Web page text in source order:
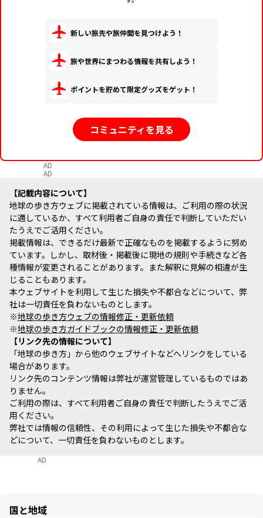
新しい旅先や旅仲間を見つけよう！
旅や世界にまつわる情報を共有しよう！
ポイントを貯めて限定グッズをゲット！
コミュニティを見る
AD
AD
記載内容について
地球の歩き方ウェブに掲載されている情報は、ご利用の際の状況
に適しているか、すべて利用者ご自身の責任で判断していただい
たうえでご活用ください。
掲載情報は、できるだけ最新で正確なものを掲載するように努め
ています。しかし、取材後・掲載後に現地の規則や手続きなど各
種情報が変更されることがあります。また解釈に見解の相違が生
じることもあります。
本ウェブサイトを利用して生じた損失や不都合などについて、弊
社は一切責任を負わないものとします。
※地球の歩き方ウェブの情報修正・更新依頼
※地球の歩き方ガイドブックの情報修正・更新依頼
リンク先の情報について
「地球の歩き方」から他のウェブサイトなどへリンクをしている
場合があります。
リンク先のコンテンツ情報は弊社が運営管理しているものではあ
りません。
ご利用の際は、すべて利用者ご自身の責任で判断したうえでご活
用ください。
弊社では情報の信頼性、その利用によって生じた損失や不都合な
どについて、一切責任を負わないものとします。
AD
国と地域